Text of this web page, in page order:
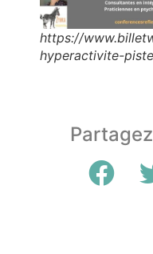
https://
hyperactivite-